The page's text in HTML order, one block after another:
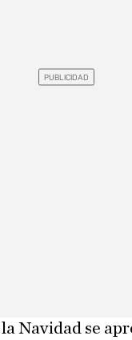
Navidad se